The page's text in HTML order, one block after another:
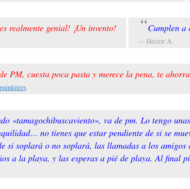
realmente genial! ¡Un invento! Cumplen a
Héctor A.
PM, cuesta poca pasta y merece la pena, te
«tamagochibuscaviento», va de pm. Lo tengo
no tienes que estar pendiente de si se
si soplará o no soplará, las llamadas a los amigos
a la playa, y las esperas a pié de playa. Al final